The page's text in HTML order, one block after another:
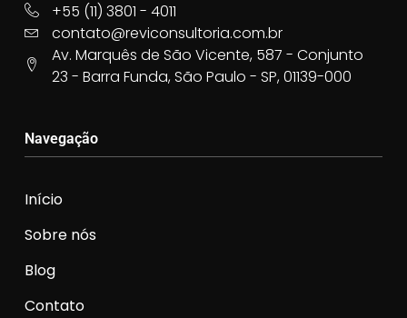
+55 (11) 3801 - 4011
contato@reviconsultoria.com.br
Av. Marquês de São Vicente, 587 - Conjunto
23 - Barra Funda, São Paulo - SP, 01139-000
Navegação
Início
Sobre nós
Blog
Contato